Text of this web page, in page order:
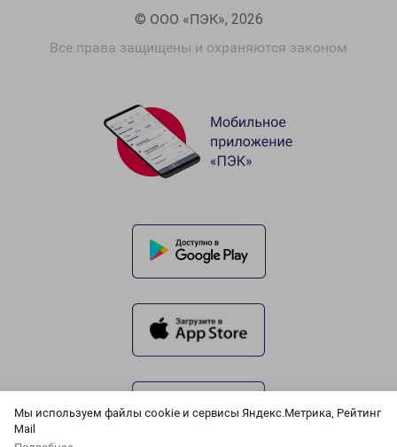
Мы используем файлы cookie и сервисы Яндекс.Метрика, Рейтинг
Mail
© ООО «ПЭК», 2026
Все права защищены и охраняются законом